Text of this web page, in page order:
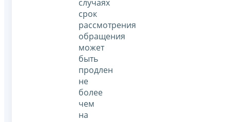
случаях
срок
рассмотрения
обращения
может
быть
продлен
не
более
чем
на